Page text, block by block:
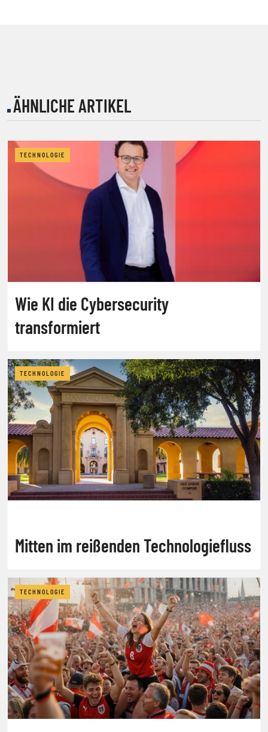
ÄHNLICHE ARTIKEL
TECHNOLOGIE
Wie KI die Cybersecurity
transformiert
TECHNOLOGIE
Mitten im reißenden Technologiefluss
TECHNOLOGIE